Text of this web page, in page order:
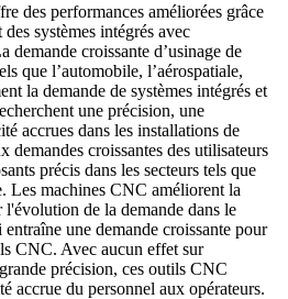
des performances améliorées grâce
des systèmes intégrés avec
demande croissante d’usinage de
que l’automobile, l’aérospatiale,
la demande de systèmes intégrés et
une précision, une
accrues dans les installations de
demandes croissantes des utilisateurs
précis dans les secteurs tels que
Les machines CNC améliorent la
de la demande dans le
une demande croissante pour
CNC. Avec aucun effet sur
précision, ces outils CNC
accrue du personnel aux opérateurs.